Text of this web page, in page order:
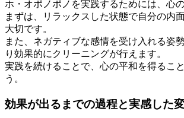
ホ・オポノポノを実践するためには、心
まずは、リラックスした状態で自分の内
大切です。
また、ネガティブな感情を受け入れる姿
り効果的にクリーニングが行えます。
実践を続けることで、心の平和を得るこ
う。
効果が出るまでの過程と実感した